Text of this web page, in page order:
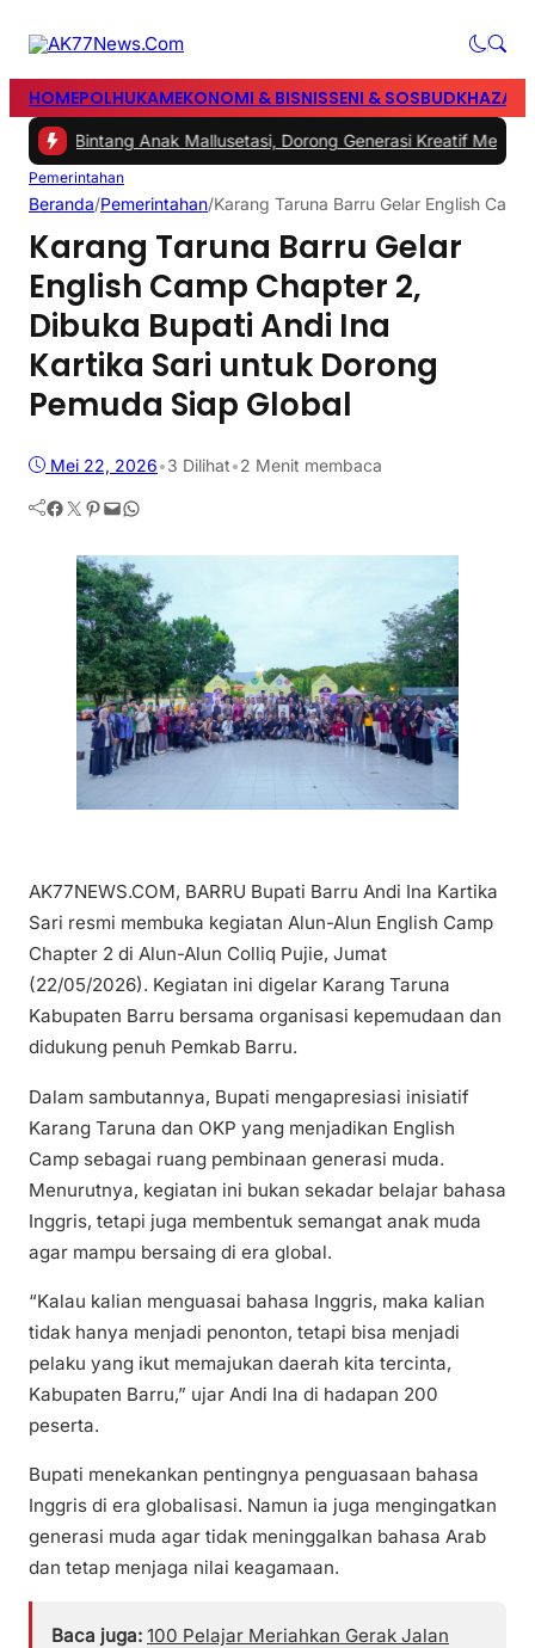
HOMEPOLHUKAMEKONOMI & BISNISSENI & SOSBUD
Bintang Anak Mallusetasi, Dorong Generasi Kreatif Menuju
Pemerintahan
Beranda/Pemerintahan/Karang Taruna Barru Gelar English
Karang Taruna Barru Gelar
English Camp Chapter 2,
Dibuka Bupati Andi Ina
Kartika Sari untuk Dorong
Pemuda Siap Global
Mei 22, 2026•3 Dilihat•2 Menit membaca
Facebook Twitter Pinterest Mail WhatsApp
AK77NEWS.COM, BARRU Bupati Barru Andi Ina Kartika
Sari resmi membuka kegiatan Alun-Alun English Camp
Chapter 2 di Alun-Alun Colliq Pujie, Jumat
(22/05/2026). Kegiatan ini digelar Karang Taruna
Kabupaten Barru bersama organisasi kepemudaan dan
didukung penuh Pemkab Barru.
Dalam sambutannya, Bupati mengapresiasi inisiatif
Karang Taruna dan OKP yang menjadikan English
Camp sebagai ruang pembinaan generasi muda.
Menurutnya, kegiatan ini bukan sekadar belajar bahasa
Inggris, tetapi juga membentuk semangat anak muda
agar mampu bersaing di era global.
“Kalau kalian menguasai bahasa Inggris, maka kalian
tidak hanya menjadi penonton, tetapi bisa menjadi
pelaku yang ikut memajukan daerah kita tercinta,
Kabupaten Barru,” ujar Andi Ina di hadapan 200
peserta.
Bupati menekankan pentingnya penguasaan bahasa
Inggris di era globalisasi. Namun ia juga mengingatkan
generasi muda agar tidak meninggalkan bahasa Arab
dan tetap menjaga nilai keagamaan.
Baca juga: 100 Pelajar Meriahkan Gerak Jalan